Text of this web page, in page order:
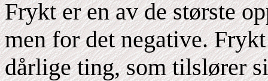
Frykt er en av de største
men for det negative.
dårlige ting, som tilslører